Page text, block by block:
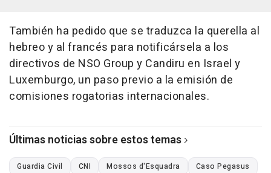
También ha pedido que se traduzca la querella al
hebreo y al francés para notificársela a los
directivos de NSO Group y Candiru en Israel y
Luxemburgo, un paso previo a la emisión de
comisiones rogatorias internacionales.
Últimas noticias sobre estos temas
Guardia Civil CNI Mossos d'Esquadra Caso Pegasus